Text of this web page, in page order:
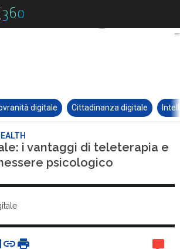
digitale Cittadinanza digitale
i vantaggi di teleterapia e
psicologico